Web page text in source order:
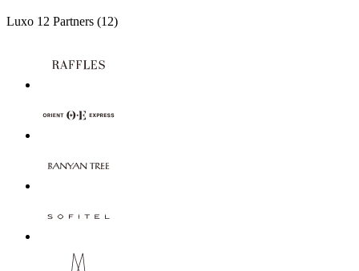
Luxo 12 Partners (12)